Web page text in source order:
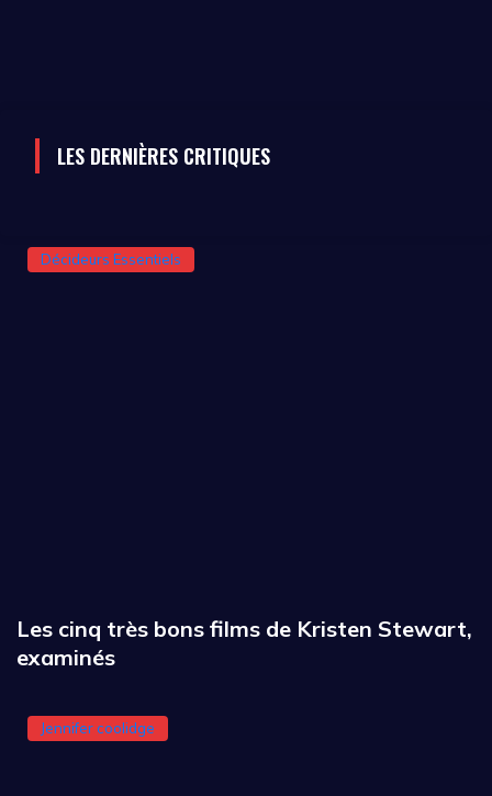
LES DERNIÈRES CRITIQUES
Décideurs Essentiels
Les cinq très bons films de Kristen Stewart,
examinés
Jennifer coolidge